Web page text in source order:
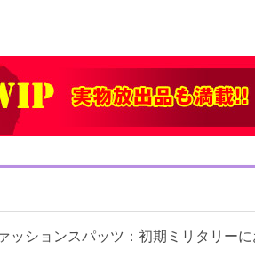
ッションスパッツ：初期ミリタリー